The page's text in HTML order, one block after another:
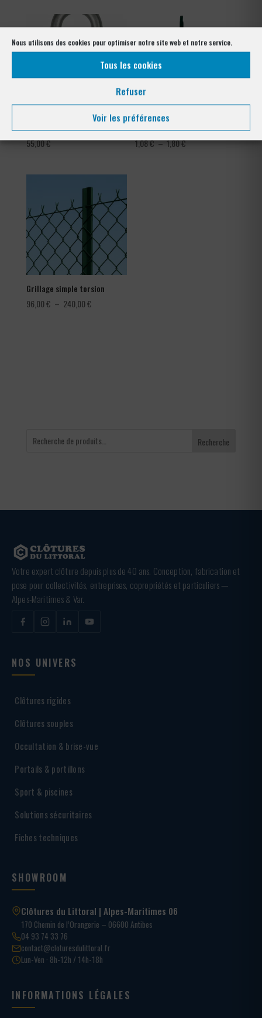
Nous utilisons des cookies pour optimiser notre site web et notre service.
Tous les cookies
Refuser
Voir les préférences
Crampillons
55,00€
Tendeur Plastifié
1,08€–1,80€Plage
Grillage simple torsion
96,00€ – 240,00€Plage
Recherche
Votre expert clôture depuis plus de 40 ans. Conception, fabrication et
pose pour collectivités, entreprises, copropriétés et particuliers —
Alpes-Maritimes & Var.
NOS UNIVERS
Clôtures rigides
Clôtures souples
Occultation & brise-vue
Portails & portillons
Sport & piscines
Solutions sécuritaires
Fiches techniques
SHOWROOM
Clôtures du Littoral | Alpes-Maritimes 06
170 Chemin de l’Orangerie – 06600 Antibes
04 93 74 33 76
contact@cloturesdulittoral.fr
Lun-Ven · 8h-12h / 14h-18h
INFORMATIONS LÉGALES